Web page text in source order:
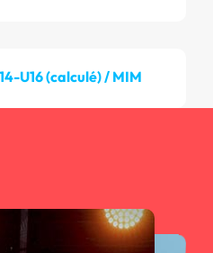
U16 (calculé) / MIM